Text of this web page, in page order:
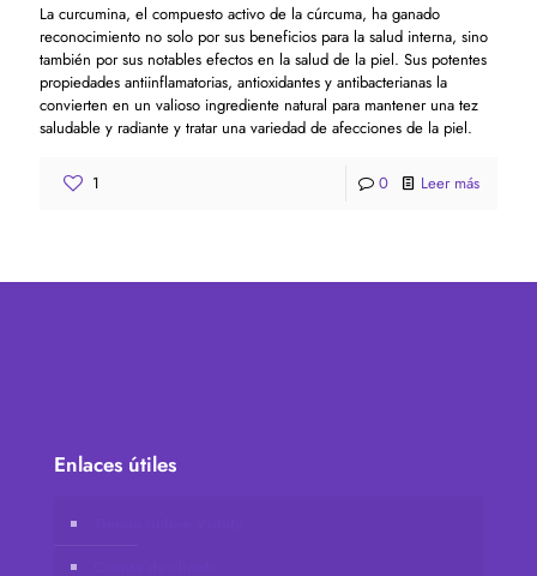
La curcumina, el compuesto activo de la cúrcuma, ha ganado
reconocimiento no solo por sus beneficios para la salud interna, sino
también por sus notables efectos en la salud de la piel. Sus potentes
propiedades antiinflamatorias, antioxidantes y antibacterianas la
convierten en un valioso ingrediente natural para mantener una tez
saludable y radiante y tratar una variedad de afecciones de la piel.
1 0 Leer más
Enlaces útiles